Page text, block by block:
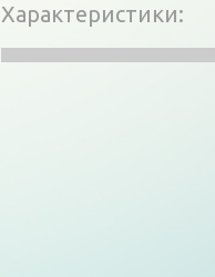
Характеристики